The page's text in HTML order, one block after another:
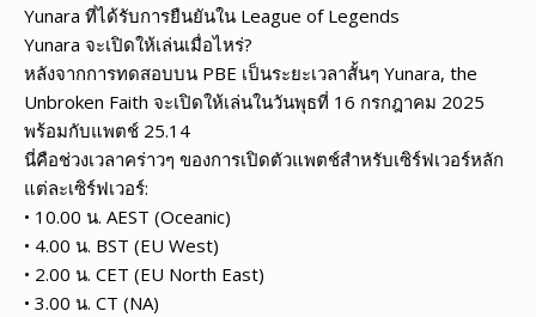
Yunara ที่ได้รับการยืนยันใน League of Legends
Yunara จะเปิดให้เล่นเมื่อไหร่?
หลังจากการทดสอบบน PBE เป็นระยะเวลาสั้นๆ Yunara, the
Unbroken Faith จะเปิดให้เล่นในวันพุธที่ 16 กรกฎาคม 2025
พร้อมกับแพตช์ 25.14
นี่คือช่วงเวลาคร่าวๆ ของการเปิดตัวแพตช์สำหรับเซิร์ฟเวอร์หลัก
แต่ละเซิร์ฟเวอร์:
• 10.00 น. AEST (Oceanic)
• 4.00 น. BST (EU West)
• 2.00 น. CET (EU North East)
• 3.00 น. CT (NA)